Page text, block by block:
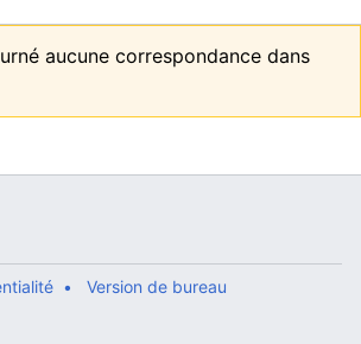
aucune correspondance dans
Version de bureau